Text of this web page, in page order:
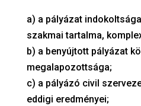
a) a pályázat
szakmai tartalma,
b) a benyújtott pályázat
megalapozottsága;
c) a pályázó civil
eddigi eredményei;